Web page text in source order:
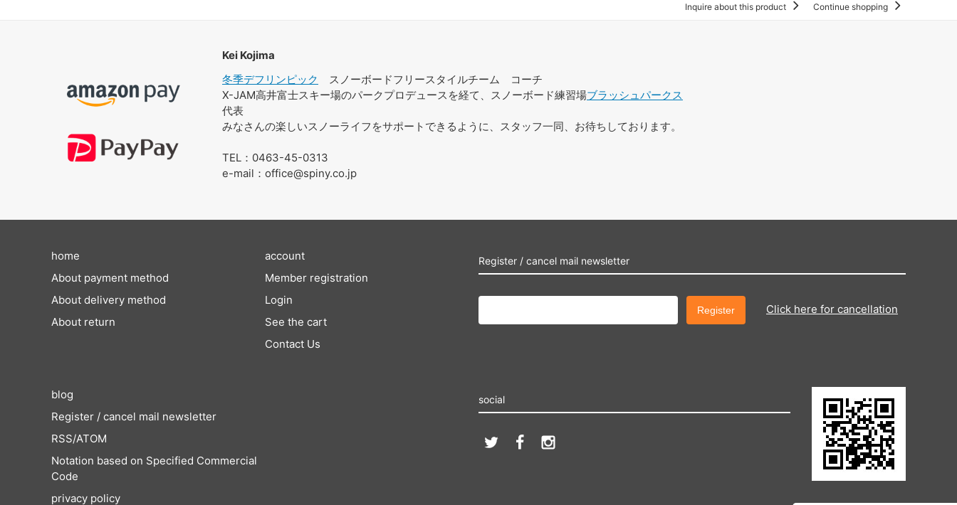
Inquire about this product Continue shopping
Kei Kojima
冬季デフリンピック
スノーボードフリースタイルチーム コーチ
X-JAM高井富士スキー場のパークプロデュースを経て、スノーボード練習場ブラッシュパークス
代表
みなさんの楽しいスノーライフをサポートできるように、スタッフ一同、お待ちしております。
TEL：0463-45-0313
e-mail：office@spiny.co.jp
Register / cancel mail newsletter
Click here for cancellation
home
About payment method
About delivery method
About return
account
Member registration
Login
See the cart
Contact Us
social
blog
Register / cancel mail newsletter
RSS/ATOM
Notation based on Specified Commercial
Code
privacy policy